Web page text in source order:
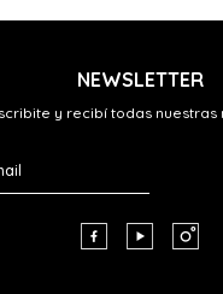
NEWSLETTER
y recibí todas nuestras
  